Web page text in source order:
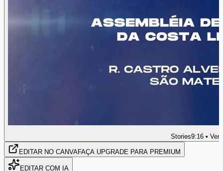
Stories9:16 •
EDITAR NO CANVAFAÇA UPGRADE PARA PREMIUM
EDITAR COM IA